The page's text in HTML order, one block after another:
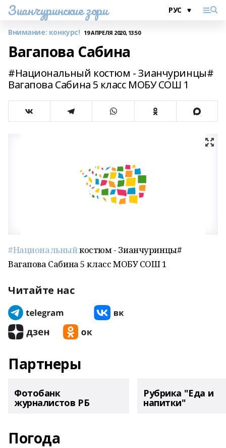
Зианчуринские зори
Внимание: конкурс! 19 АПРЕЛЯ 2020, 13:50
Вагапова Сабина
#Национальный костюм - Зианчуринцы#
Вагапова Сабина 5 класс МОБУ СОШ 1
#Национальныйкостюм - Зианчуринцы#
Вагапова Сабина 5 класс МОБУ СОШ 1
Читайте нас
Партнеры
Фотобанк
журналистов РБ
Рубрика "Еда и
напитки"
Погода